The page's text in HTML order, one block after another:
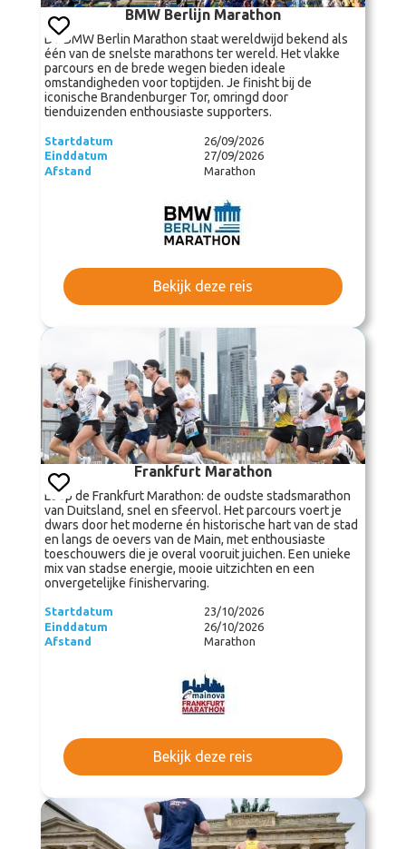
BMW Berlijn Marathon
De BMW Berlin Marathon staat wereldwijd bekend als
één van de snelste marathons ter wereld. Het vlakke
parcours en de brede wegen bieden ideale
omstandigheden voor toptijden. Je finisht bij de
iconische Brandenburger Tor, omringd door
tienduizenden enthousiaste supporters.
Startdatum
26/09/2026
Einddatum
27/09/2026
Afstand
Marathon
Bekijk deze reis
Frankfurt Marathon
Loop de Frankfurt Marathon: de oudste stadsmarathon
van Duitsland, snel en sfeervol. Het parcours voert je
dwars door het moderne én historische hart van de stad
en langs de oevers van de Main, met enthousiaste
toeschouwers die je overal vooruit juichen. Een unieke
mix van stadse energie, mooie uitzichten en een
onvergetelijke finishervaring.
Startdatum
23/10/2026
Einddatum
26/10/2026
Afstand
Marathon
Bekijk deze reis